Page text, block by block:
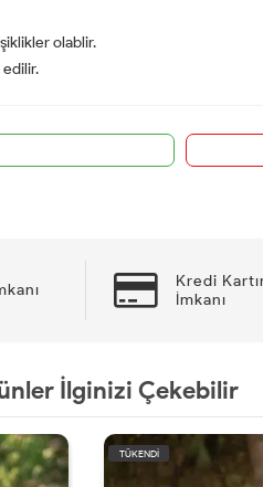
olablir.
edilir.
Kredi
İmkanı
İlginizi Çekebilir
TÜKENDİ